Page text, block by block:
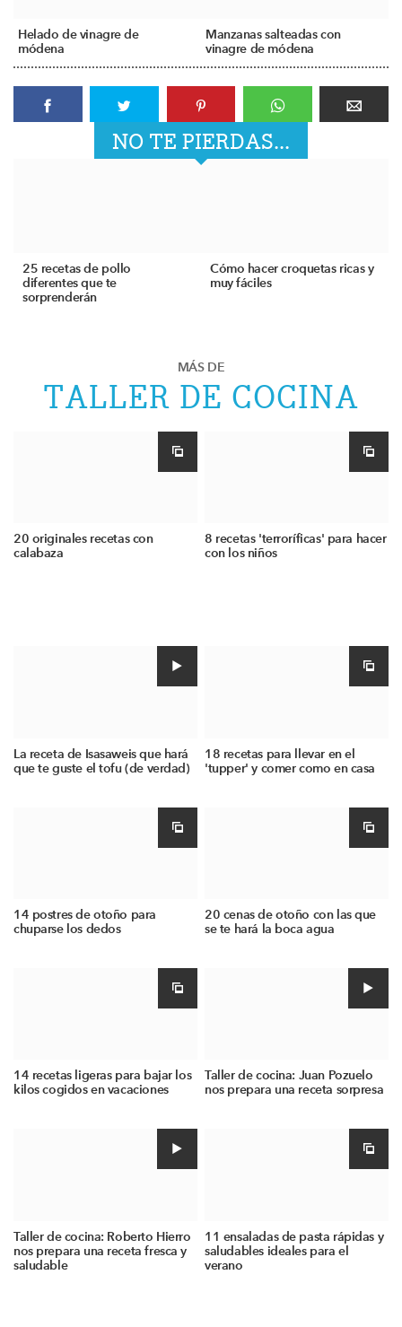
Helado de vinagre de
módena
Manzanas salteadas con
vinagre de módena
NO TE PIERDAS...
25 recetas de pollo
diferentes que te
sorprenderán
Cómo hacer croquetas ricas y
muy fáciles
MÁS DE
TALLER DE COCINA
20 originales recetas con
calabaza
8 recetas 'terroríficas' para hacer
con los niños
La receta de Isasaweis que hará
que te guste el tofu (de verdad)
18 recetas para llevar en el
'tupper' y comer como en casa
14 postres de otoño para
chuparse los dedos
20 cenas de otoño con las que
se te hará la boca agua
14 recetas ligeras para bajar los
kilos cogidos en vacaciones
Taller de cocina: Juan Pozuelo
nos prepara una receta sorpresa
Taller de cocina: Roberto Hierro
nos prepara una receta fresca y
saludable
11 ensaladas de pasta rápidas y
saludables ideales para el
verano